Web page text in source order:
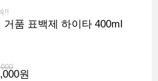
!!
거품 표백제 하이타 400ml
원